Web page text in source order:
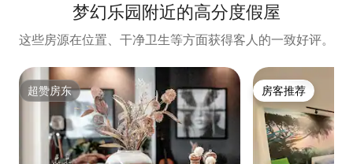
梦幻乐园附近的高分度假屋
这些房源在位置、干净卫生等方面获得客人的一致好评。
超赞房东
超赞房东 房客推荐
房客推荐